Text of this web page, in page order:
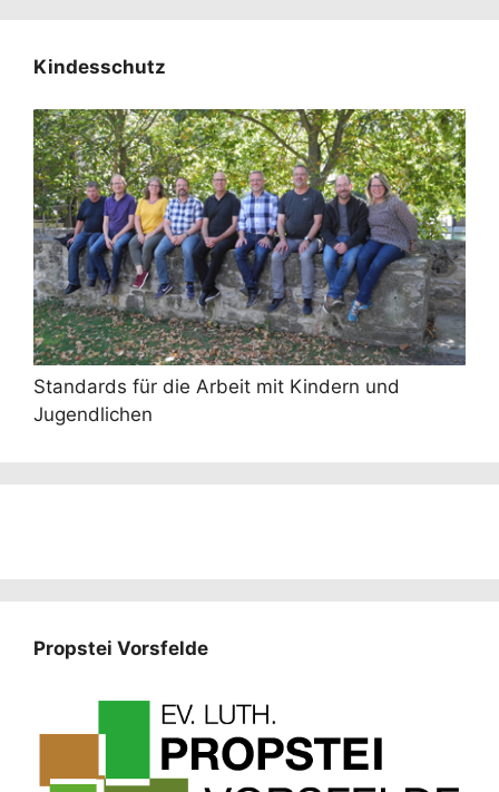
Kindesschutz
Standards für die Arbeit mit Kindern und
Jugendlichen
Propstei Vorsfelde